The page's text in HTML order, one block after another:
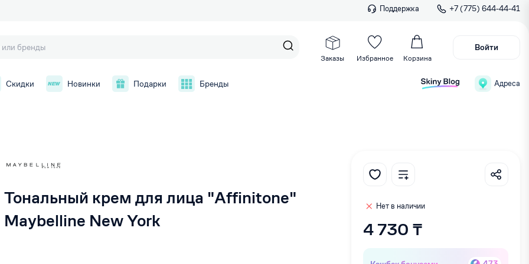
Поддержка +7 (775) 644-44-41
Заказы Избранное Корзина
Войти
Скидки Новинки Подарки Бренды Адреса
Тональный крем для лица "Affinitone"
Maybelline New York
Нет в наличии
4 730 ₸